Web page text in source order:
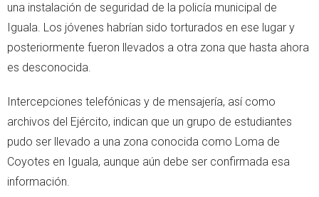
una instalación de seguridad de la policía municipal de
Iguala. Los jóvenes habrían sido torturados en ese lugar y
posteriormente fueron llevados a otra zona que hasta ahora
es desconocida.
Intercepciones telefónicas y de mensajería, así como
archivos del Ejército, indican que un grupo de estudiantes
pudo ser llevado a una zona conocida como Loma de
Coyotes en Iguala, aunque aún debe ser confirmada esa
información.